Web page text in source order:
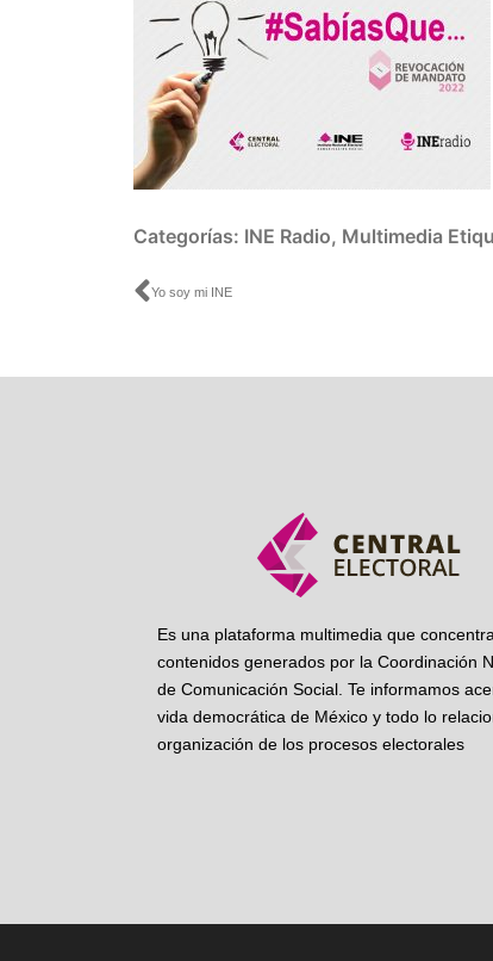
Categorías: INE Radio, Multimedia
Ant
Yo soy mi INE
Es una plataforma multimedia que
contenidos generados por la Coordinación
de Comunicación Social. Te informamos
vida democrática de México y todo lo
organización de los procesos electorales